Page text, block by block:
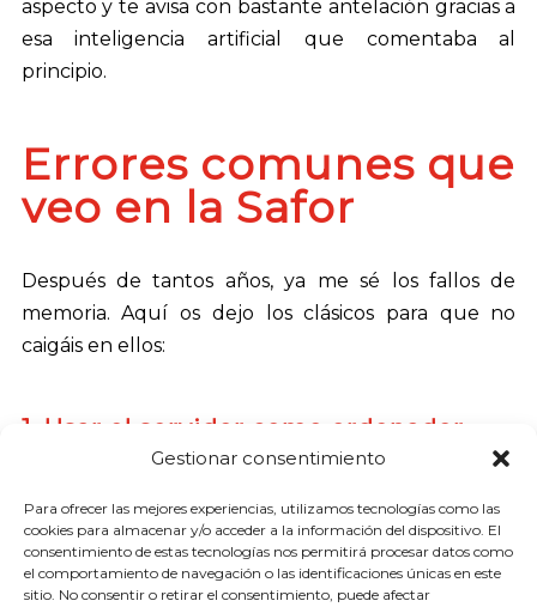
Gestionar consentimiento
Para ofrecer las mejores experiencias, utilizamos tecnologías como las
cookies para almacenar y/o acceder a la información del dispositivo. El
consentimiento de estas tecnologías nos permitirá procesar datos como
el comportamiento de navegación o las identificaciones únicas en este
sitio. No consentir o retirar el consentimiento, puede afectar
aspecto y te avisa con bastante antelación gracias a
esa inteligencia artificial que comentaba al
principio.
Errores comunes que
veo en la Safor
Después de tantos años, ya me sé los fallos de
memoria. Aquí os dejo los clásicos para que no
caigáis en ellos:
1. Usar el servidor como ordenador
Un servidor es un servidor. No es para navegar por
internet, no es para ver el Marca y, por supuesto, no
es para instalar el Office y trabajar directamente en